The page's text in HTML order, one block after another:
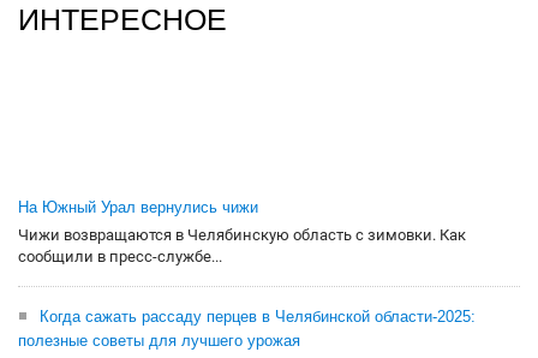
ИНТЕРЕСНОЕ
На Южный Урал вернулись чижи
Чижи возвращаются в Челябинскую область с зимовки. Как
сообщили в пресс-службе...
Когда сажать рассаду перцев в Челябинской области-2025:
полезные советы для лучшего урожая